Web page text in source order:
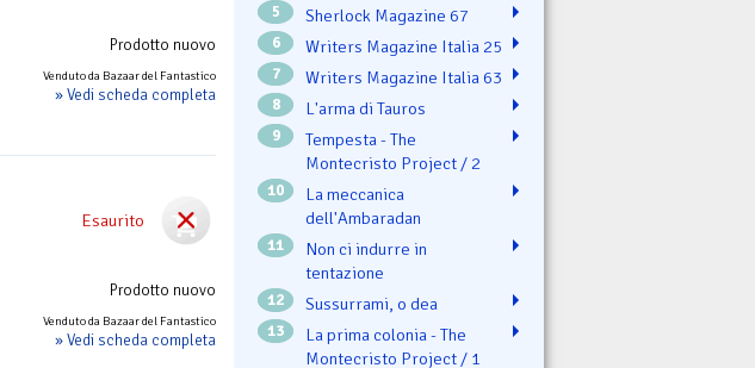
Prodotto nuovo
Venduto da Bazaar del Fantastico
» Vedi scheda completa
Esaurito
Prodotto nuovo
Venduto da Bazaar del Fantastico
» Vedi scheda completa
5 Sherlock Magazine 67
6 Writers Magazine Italia 25
7 Writers Magazine Italia 63
8 L'arma di Tauros
9
Tempesta - The
Montecristo Project / 2
10
La meccanica
dell'Ambaradan
11
Non ci indurre in
tentazione
12 Sussurrami, o dea
13
La prima colonia - The
Montecristo Project / 1